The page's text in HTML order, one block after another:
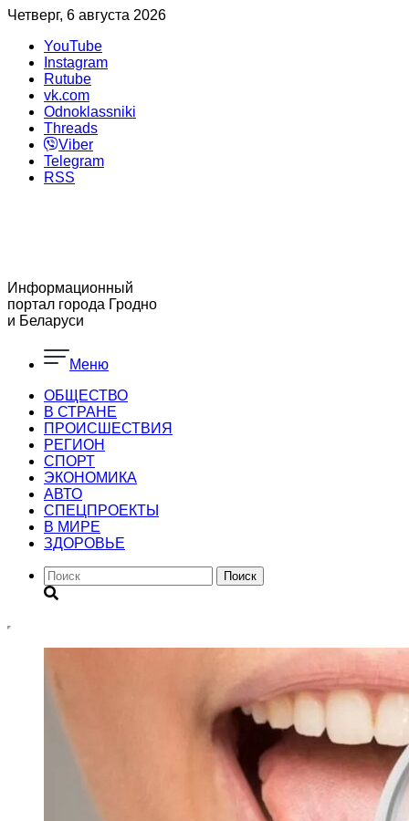
Четверг, 6 августа 2026
YouTube
Instagram
Rutube
vk.com
Odnoklassniki
Threads
Viber
Telegram
RSS
Информационный
портал города Гродно
и Беларуси
Меню
ОБЩЕСТВО
В СТРАНЕ
ПРОИСШЕСТВИЯ
РЕГИОН
CПОРТ
ЭКОНОМИКА
АВТО
СПЕЦПРОЕКТЫ
В МИРЕ
ЗДОРОВЬЕ
Поиск